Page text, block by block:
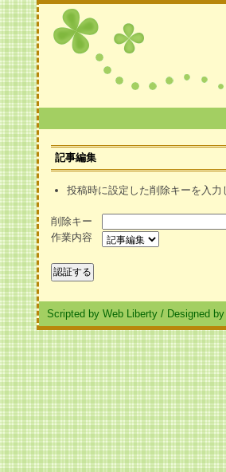
記事編集
投稿時に設定した削除キーを入力
削除キー
作業内容
Scripted by Web Liberty / Designed